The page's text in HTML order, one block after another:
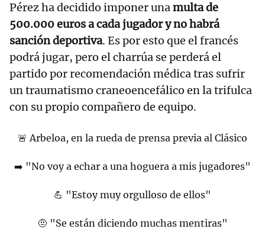
Pérez ha decidido imponer unamulta de
500.000 euros a cada jugador y no habrá
sanción deportiva. Es por esto que el francés
podrá jugar, pero el charrúa se perderá el
partido por recomendación médica tras sufrir
un traumatismo craneoencefálico en la trifulca
con su propio compañero de equipo.
🚨 Arbeloa, en la rueda de prensa previa al Clásico
➡️ "No voy a echar a una hoguera a mis jugadores"
💪 "Estoy muy orgulloso de ellos"
🤨 "Se están diciendo muchas mentiras"